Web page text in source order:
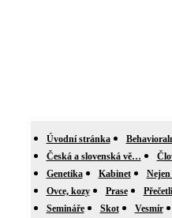
Úvodní stránka
Česká a slovenská vě…
Genetika
Kabinet
Ovce, kozy
Prase
Semináře
Skot Vesmír